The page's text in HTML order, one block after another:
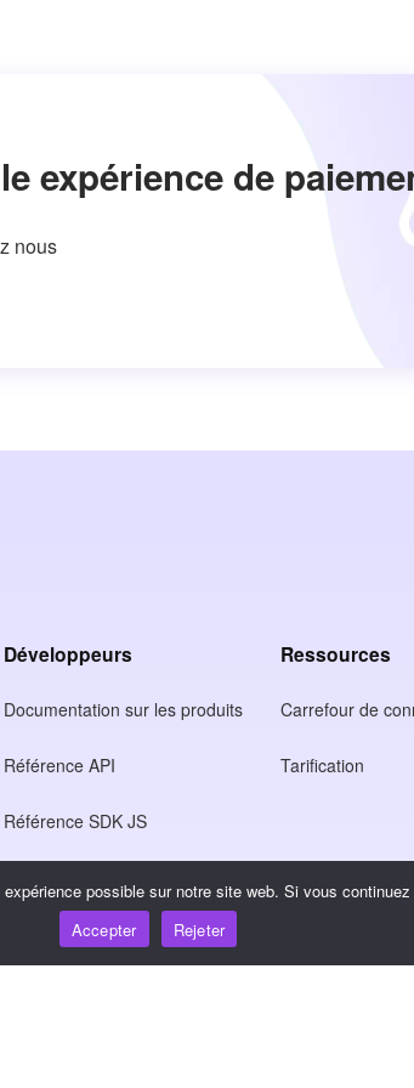
expérience de
nous
Développeurs
Documentation sur les produits
Référence API
Référence SDK JS
Ressources
Carrefour de
Tarification
possible sur notre site web. Si vous
Accepter
Rejeter